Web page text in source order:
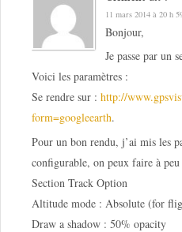
11 mars 2014 à 20 h
Bonjour,
Je passe par un
Voici les paramètres :
Se rendre sur : http://
form=googleearth.
Pour un bon rendu, j’ai mis les
configurable, on peux faire à peu
Section Track Option
Altitude mode : Absolute (for
Draw a shadow : 50% opacity